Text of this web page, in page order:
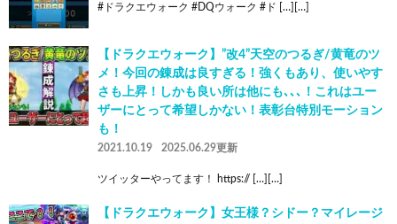
#ドラクエウォーク #DQウォーク #ド […][…]
【ドラクエウォーク】”改4”天空のつるぎ/黄竜のツ
メ！今回の錬成は良すぎる！強くもあり、使いやす
さも上昇！しかも良い所は他にも､､､！これはユー
ザーにとって希望しかない！表彰台特別モーション
も！
2021.10.19 2025.06.29更新
ツイッターやってます！ https:// […][…]
【ドラクエウォーク】女王様？シドー？マイレージ